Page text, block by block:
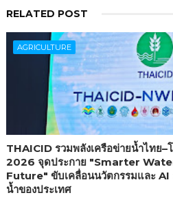
RELATED POST
AGRICULTURE
THAICID รวมพลังเครือข่ายน้ำไทย
2026 จุดประกาย "Smarter
Future" ขับเคลื่อนนวัตกรรมและ AI
น้ำของประเทศ